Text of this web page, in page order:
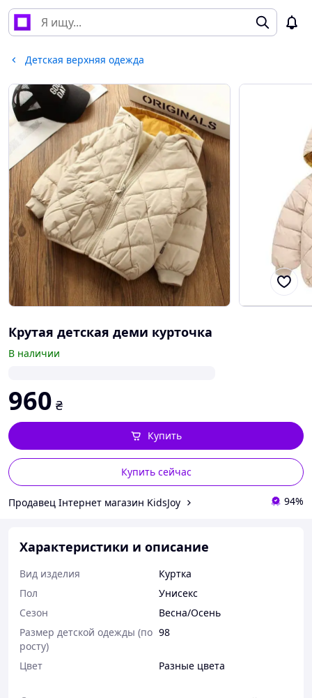
Детская верхняя одежда
Крутая детская деми курточка
В наличии
960 ₴
Купить сейчас
Купить
Продавец Інтернет магазин KidsJoy 94%
Характеристики и описание
Вид изделия
Куртка
Пол
Унисекс
Сезон
Весна/Осень
Размер детской одежды (по
росту)
98
Цвет Разные цвета